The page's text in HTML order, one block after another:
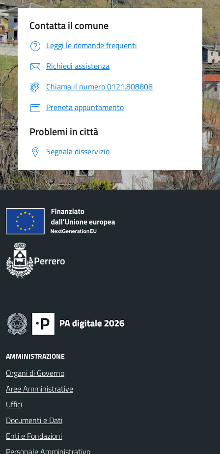
Contatta il comune
Leggi le domande frequenti
Richiedi assistenza
Chiama il numero 0121.808808
Prenota appuntamento
Problemi in città
Segnala disservizio
Perrero
AMMINISTRAZIONE
Organi di Governo
Aree Amministrative
Uffici
Documenti e Dati
Enti e Fondazioni
Personale Amministrativo